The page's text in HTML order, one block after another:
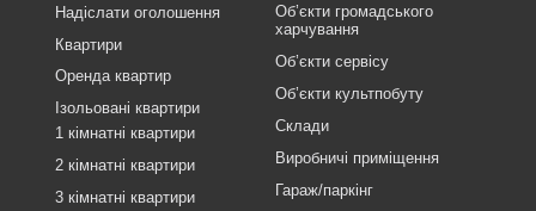
Надіслати оголошення
Квартири
Оренда квартир
Ізольовані квартири
1 кімнатні квартири
2 кімнатні квартири
3 кімнатні квартири
Об’єкти громадського
харчування
Об’єкти сервісу
Об’єкти культпобуту
Склади
Виробничі приміщення
Гараж/паркінг